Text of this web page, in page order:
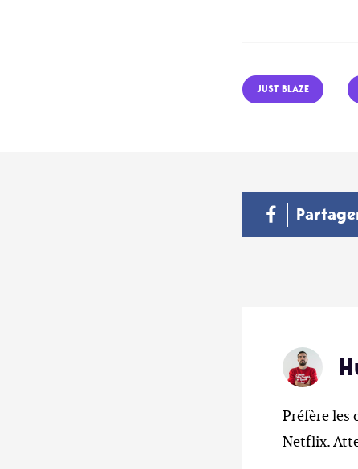
JUST BLAZE
Préfère les
Netflix.